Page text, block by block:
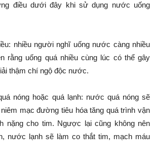
điều dưới đây khi sử dụng nước uống
nhiều người nghĩ uống nước càng nhiều
rằng uống quá nhiều cùng lúc có thể gây
thậm chí ngộ độc nước.
nóng hoặc quá lạnh: nước quá nóng sẽ
mạc đường tiêu hóa tăng quá trình vận
nặng cho tim. Ngược lại cũng không nên
nước lạnh sẽ làm co thắt tim, mạch máu